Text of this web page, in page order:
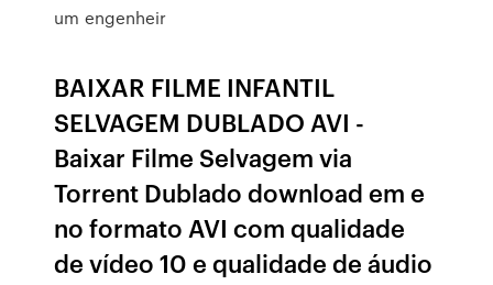
um engenheir
BAIXAR FILME INFANTIL
SELVAGEM DUBLADO AVI -
Baixar Filme Selvagem via
Torrent Dublado download em e
no formato AVI com qualidade
de vídeo 10 e qualidade de áudio